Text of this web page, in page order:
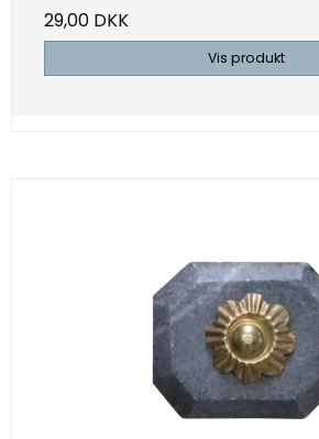
29,00 DKK
Vis produkt